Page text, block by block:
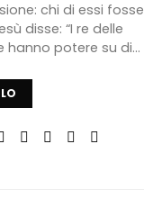
chi di essi fosse
disse: “I re delle
hanno potere su di…